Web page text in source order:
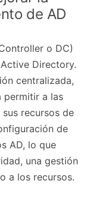
de AD
o DC)
Directory.
centralizada,
permitir a las
recursos de
de
AD, lo que
una gestión
a los recursos.